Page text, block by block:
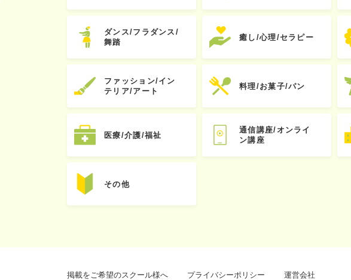
ダンス/フラダンス/
舞踏
癒し/心理/セラピー
ファッション/イン
テリア/アート
料理/お菓子/パン
医療/介護/福祉
通信講座/オンライ
ン講座
その他
掲載をご希望のスクール様へ プライバシーポリシー 運営会社